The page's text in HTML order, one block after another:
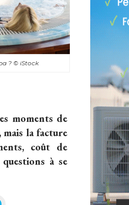
? © iStock
moments de
la facture
coût de
à se